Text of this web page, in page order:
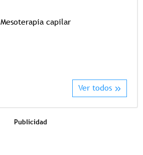
Mesoterapia capilar
Ver todos
Publicidad